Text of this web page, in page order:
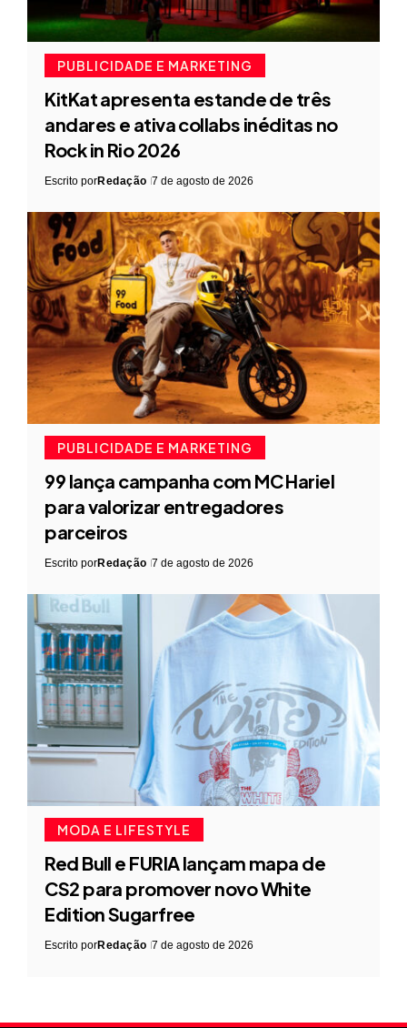
PUBLICIDADE E MARKETING
KitKat apresenta estande de três
andares e ativa collabs inéditas no
Rock in Rio 2026
Escrito porRedação 7 de agosto de 2026
PUBLICIDADE E MARKETING
99 lança campanha com MC Hariel
para valorizar entregadores
parceiros
Escrito porRedação 7 de agosto de 2026
MODA E LIFESTYLE
Red Bull e FURIA lançam mapa de
CS2 para promover novo White
Edition Sugarfree
Escrito porRedação 7 de agosto de 2026